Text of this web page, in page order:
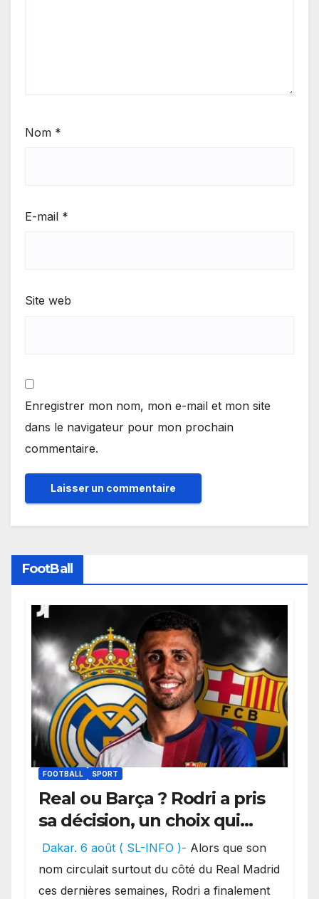
Nom *
E-mail *
Site web
Enregistrer mon nom, mon e-mail et mon site
dans le navigateur pour mon prochain
commentaire.
FootBall
FOOTBALL SPORT
Real ou Barça ? Rodri a pris
sa décision, un choix qui
pourrait faire grand bruit
sur le marché des
transferts.
Dakar. 6 août ( SL-INFO )- Alors que son
nom circulait surtout du côté du Real Madrid
ces dernières semaines, Rodri a finalement